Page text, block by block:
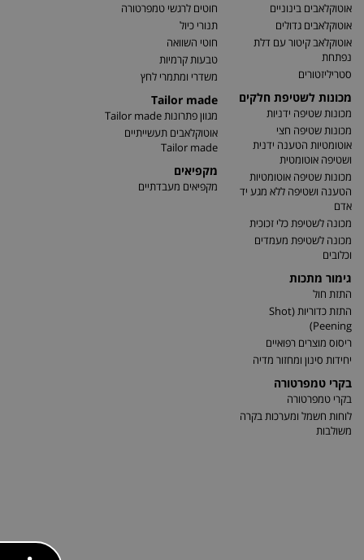
אוטוקלאבים בינוניים
אוטוקלאבים גדולים
אוטוקלאב קיטור עם דלת
נפתחת
סטריליזטורים
מכונות לשטיפת חלקים
מכונות שטיפה ידניות
מכונות שטיפה חצי
אוטומטיות הטענה ידנית
ושטיפה אוטומטית
מכונות שטיפה אוטומטיות
הטענה ושטיפה ללא מגע יד
אדם
מכונה לשטיפת כלי זכוכית
מכונה לשטיפת מעמדים
וכלובים
גימור מתכות
התזת חול
התזת כדוריות (Shot
Peening)
ריסוס מוצרים רפואיים
יחידות סינון ומחזור מדיה
בקרי טמפרטורה
בקרי טמפרטורה
לוחות חשמל ומערכות בקרה
משולבות
חוטים לרגשי טמפרטורה
תנורי כיול
חוטי השוואה
טבעות קרמיות
משדרי ומתמרי לחץ
Tailor made
מגוון פתרונות Tailor made
אוטוקלאבים תעשייתיים
Tailor made
מקפיאים
מקפיאים מעבדתיים